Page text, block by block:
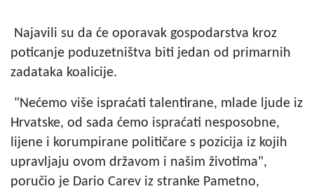
Najavili su da će oporavak gospodarstva kroz
poticanje poduzetništva biti jedan od primarnih
zadataka koalicije.
"Nećemo više ispraćati talentirane, mlade ljude iz
Hrvatske, od sada ćemo ispraćati nesposobne,
lijene i korumpirane političare s pozicija iz kojih
upravljaju ovom državom i našim životima",
poručio je Dario Carev iz stranke Pametno,